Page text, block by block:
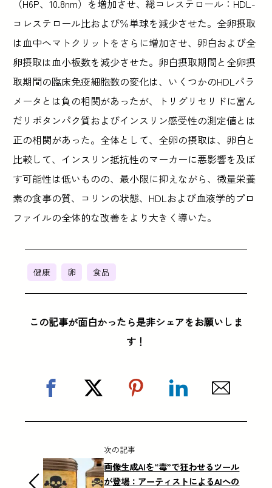
（H6P、10.8nm）を増加させ、総コレステロール：HDL-
コレステロール比および％単球を減少させた。全卵摂取
は血中ヘマトクリットをさらに増加させ、卵白および全
卵摂取は血小板数を減少させた。卵白摂取期間と全卵摂
取期間の臨床免疫細胞数の変化は、いくつかのHDLパラ
メータとは負の相関があったが、トリグリセリドに富ん
だリポタンパク質およびインスリン感受性の測定値とは
正の相関があった。全体として、全卵の摂取は、卵白と
比較して、インスリン抵抗性のマーカーに悪影響を及ぼ
す可能性は低いものの、最小限に抑えながら、微量栄養
素の食事の質、コリンの状態、HDLおよび血液学的プロ
ファイルの全体的な改善をより大きく導いた。
健康 卵 食品
この記事が面白かったら是非シェアをお願いしま
す！
次の記事
画像生成AIを“毒”で狂わせるツール
が登場：アーティストによるAIへの